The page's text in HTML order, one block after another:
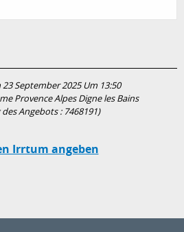
September 2025 Um 13:50
Provence Alpes Digne les Bains
Angebots : 7468191)
Irrtum angeben